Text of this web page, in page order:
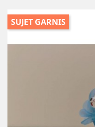
SUJET GARNIS